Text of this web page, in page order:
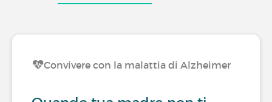
Convivere con la malattia di Alzheimer